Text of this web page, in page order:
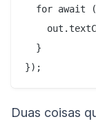
for await
  }
Duas coisas